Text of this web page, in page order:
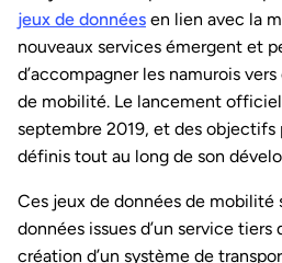
jeux de données en lien avec la
nouveaux services émergent et
d’accompagner les namurois
de mobilité. Le lancement
septembre 2019, et des objectifs
définis tout au long de son
Ces jeux de données de mobilité
données issues d’un service tiers
création d’un système de